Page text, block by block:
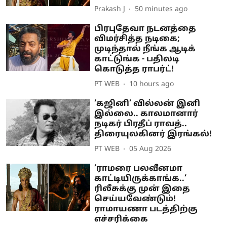
Prakash J 50 minutes ago
பிரபுதேவா நடனத்தை
விமர்சித்த நடிகை;
முடிந்தால் நீங்க ஆடிக்
காட்டுங்க - பதிலடி
கொடுத்த ராபர்ட்!
PT WEB 10 hours ago
‘கஜினி’ வில்லன் இனி
இல்லை.. காலமானார்
நடிகர் பிரதீப் ராவத்..
திரையுலகினர் இரங்கல்!
PT WEB 05 Aug 2026
’ராமரை பலவீனமா
காட்டியிருக்காங்க..’
ரிலீசுக்கு முன் இதை
செய்யவேண்டும்!
ராமாயணா படத்திற்கு
எச்சரிக்கை